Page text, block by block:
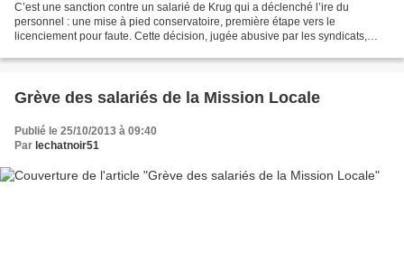
C’est une sanction contre un salarié de Krug qui a déclenché l’ire du
personnel : une mise à pied conservatoire, première étape vers le
licenciement pour faute. Cette décision, jugée abusive par les syndicats,
Grève des salariés de la Mission Locale
Publié le 25/10/2013 à 09:40
Par lechatnoir51